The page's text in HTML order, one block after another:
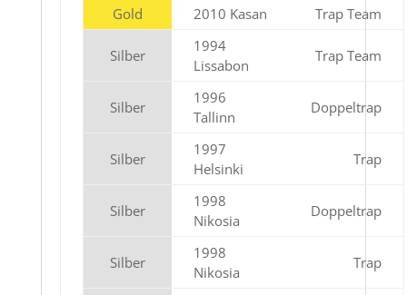
Gold
2010 Kasan Trap Team
Silber
1994
Lissabon
Trap Team
Silber
1996
Tallinn
Doppeltrap
Silber
1997
Helsinki
Trap
Silber
1998
Nikosia
Doppeltrap
Silber
1998
Nikosia
Trap